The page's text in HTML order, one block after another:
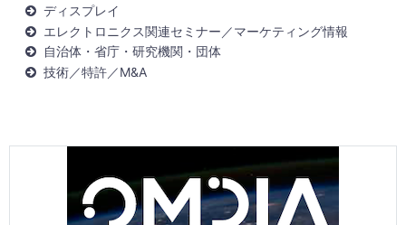
ディスプレイ
エレクトロニクス関連セミナー／マーケティング情報
自治体・省庁・研究機関・団体
技術／特許／M&A